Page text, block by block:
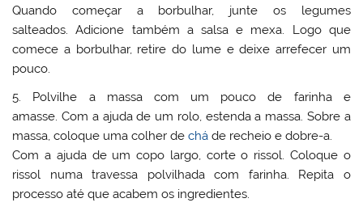
Quando começar a borbulhar, junte os legumes
salteados. Adicione também a salsa e mexa. Logo que
comece a borbulhar, retire do lume e deixe arrefecer um
pouco.
5. Polvilhe a massa com um pouco de farinha e
amasse. Com a ajuda de um rolo, estenda a massa. Sobre a
massa, coloque uma colher dechá de recheio e dobre-a.
Com a ajuda de um copo largo, corte o rissol. Coloque o
rissol numa travessa polvilhada com farinha. Repita o
processo até que acabem os ingredientes.